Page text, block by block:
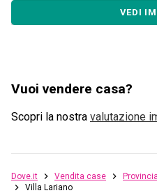
VEDI
Vuoi vendere casa?
Scopri la nostra valutazione
Dove.it Vendita case
Villa Lariano